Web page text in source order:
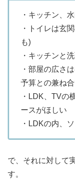
・キッチン、
・トイレは玄
も)
・キッチンと
・部屋の広さ
予算との兼ね
・LDK、TVの
ースがほしい
・LDKの内、
で、それに対して
す。